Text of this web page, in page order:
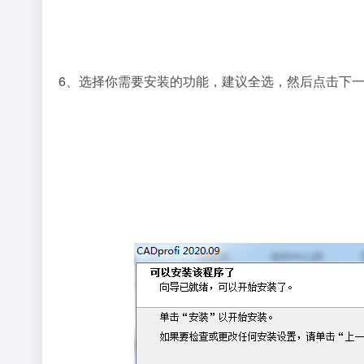
6、选择你需要安装的功能，建议全选，然后点击下